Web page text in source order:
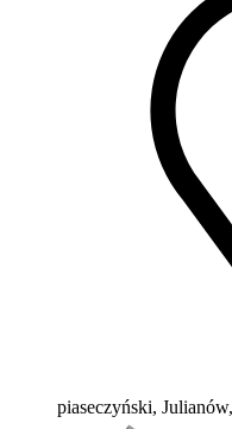
piaseczyński,